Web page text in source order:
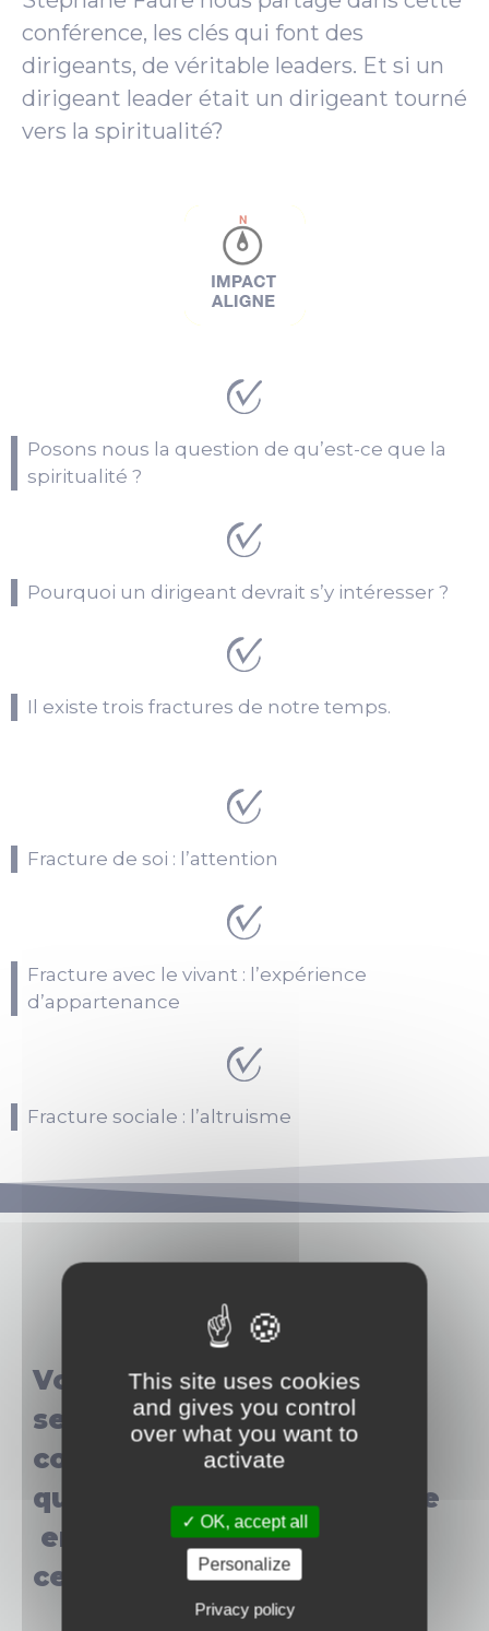
conférence, les clés qui font des
dirigeants, de véritable leaders. Et si un
dirigeant leader était un dirigeant tourné
vers la spiritualité?
Posons nous la question de qu’est-ce que la
spiritualité ?
Pourquoi un dirigeant devrait s’y intéresser ?
Il existe trois fractures de notre temps.
Fracture de soi : l’attention
Fracture avec le vivant : l’expérience
d’appartenance
Fracture sociale : l’altruisme
Voulez-vous connaître les
secrets de 25 leaders
conscients
qui réinventent l’entreprise
en remettant l’humain au
centre ?
This site uses cookies
and gives you control
over what you want to
activate
OK, accept all
Personalize
Privacy policy